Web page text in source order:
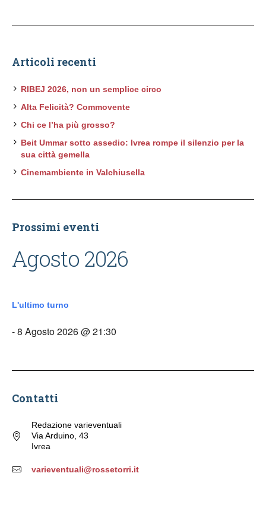
Articoli recenti
RIBEJ 2026, non un semplice circo
Alta Felicità? Commovente
Chi ce l’ha più grosso?
Beit Ummar sotto assedio: Ivrea rompe il silenzio per la
sua città gemella
Cinemambiente in Valchiusella
Prossimi eventi
Agosto 2026
L'ultimo turno
- 8 Agosto 2026 @ 21:30
Contatti
Redazione varieventuali
Via Arduino, 43
Ivrea
varieventuali@rossetorri.it